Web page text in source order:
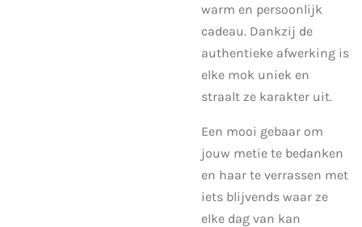
warm en persoonlijk
cadeau. Dankzij de
authentieke afwerking is
elke mok uniek en
straalt ze karakter uit.
Een mooi gebaar om
jouw metie te bedanken
en haar te verrassen met
iets blijvends waar ze
elke dag van kan